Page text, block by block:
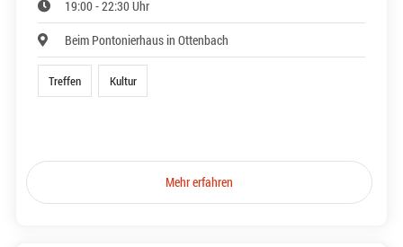
19:00 - 22:30 Uhr
Beim Pontonierhaus in Ottenbach
Treffen Kultur
Mehr erfahren